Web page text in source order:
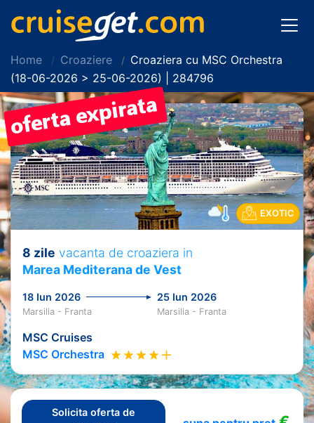
Home Croaziere
Croaziera cu MSC Orchestra
(18-06-2026 > 25-06-2026) | 284796
EXOTIC
8 zile vacanta de croaziera in
Marea Mediterana de Vest
18 Iun 2026 25 Iun 2026
Marsilia - Franta Marsilia - Franta
MSC Cruises
MSC Orchestra
Solicita oferta de